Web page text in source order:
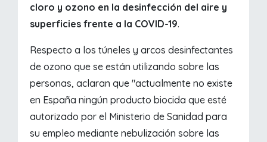
cloro y ozono en la desinfección del aire y
superficies frente a la COVID-19.
Respecto a los túneles y arcos desinfectantes
de ozono que se están utilizando sobre las
personas, aclaran que "actualmente no existe
en España ningún producto biocida que esté
autorizado por el Ministerio de Sanidad para
su empleo mediante nebulización sobre las